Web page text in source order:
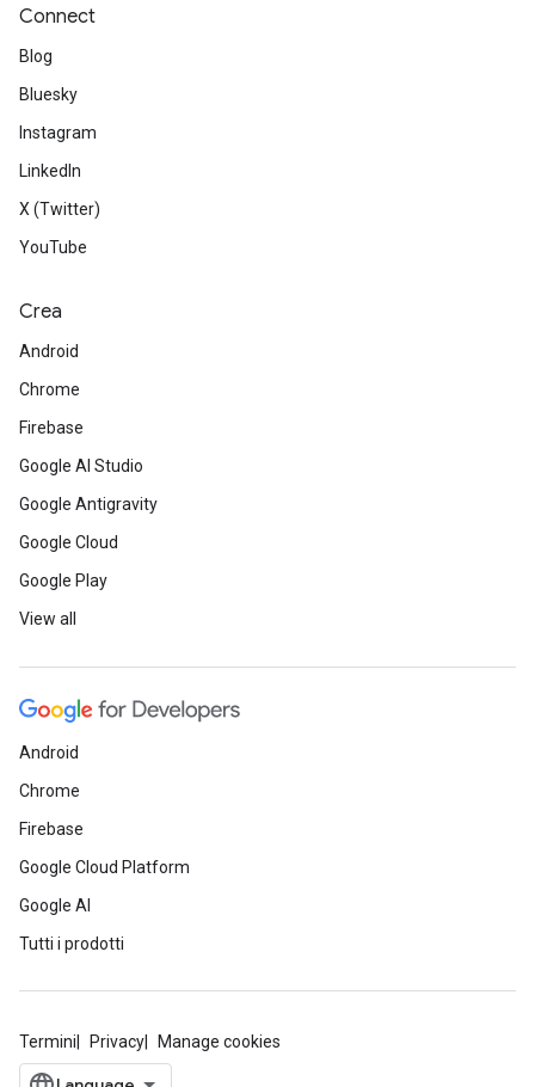
Connect
Blog
Bluesky
Instagram
LinkedIn
X (Twitter)
YouTube
Crea
Android
Chrome
Firebase
Google AI Studio
Google Antigravity
Google Cloud
Google Play
View all
Android
Chrome
Firebase
Google Cloud Platform
Google AI
Tutti i prodotti
Termini Privacy Manage cookies